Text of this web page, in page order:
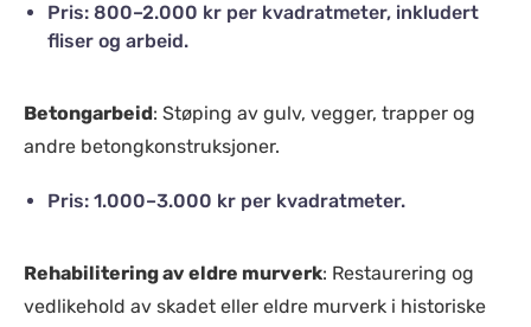
Pris: 800–2.000 kr per kvadratmeter, inkludert
fliser og arbeid.
Betongarbeid: Støping av gulv, vegger, trapper og
andre betongkonstruksjoner.
Pris: 1.000–3.000 kr per kvadratmeter.
Rehabilitering av eldre murverk: Restaurering og
vedlikehold av skadet eller eldre murverk i historiske